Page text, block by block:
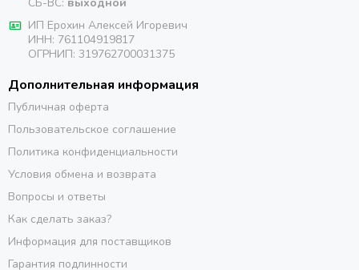
ИП Ерохин Алексей Игоревич
ИНН: 761104919817
ОГРНИП: 319762700031375
Дополнительная информация
Публичная оферта
Пользовательское соглашение
Политика конфиденциальности
Условия обмена и возврата
Вопросы и ответы
Как сделать заказ?
Информация для поставщиков
Гарантия подлинности